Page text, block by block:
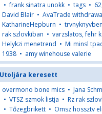
•frank sinatra unokk • tags •
David Blair • AvaTrade
KatharineHepburn • trvnyknyvben
rak szlovkiban • varzslatos, fehr k
Helykzi menetrend • Mi minsl
1938 • amy winehouse valerie
Utoljára keresett
overmono bone mics • Jana
• VTSZ szmok listja • Rz rak
• Tőzegbrikett • Omsz hossztv